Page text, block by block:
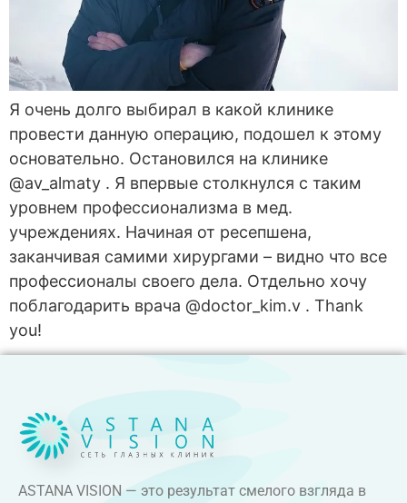
Я очень долго выбирал в какой клинике
провести данную операцию, подошел к этому
основательно. Остановился на клинике
@av_almaty . Я впервые столкнулся с таким
уровнем профессионализма в мед.
учреждениях. Начиная от ресепшена,
заканчивая самими хирургами – видно что все
профессионалы своего дела. Отдельно хочу
поблагодарить врача @doctor_kim.v . Thank
you!
ASTANA VISION — это результат смелого взгляда в